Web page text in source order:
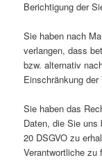
Berichtigung der
Sie haben nach
verlangen, dass
bzw. alternativ
Einschränkung
Sie haben das
Daten, die Sie uns
20 DSGVO zu
Verantwortliche zu